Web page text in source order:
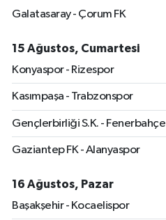
Galatasaray - Çorum FK
15 Ağustos, Cumartesi
Konyaspor - Rizespor
Kasımpaşa - Trabzonspor
Gençlerbirliği S.K. - Fenerbahçe
Gaziantep FK - Alanyaspor
16 Ağustos, Pazar
Başakşehir - Kocaelispor